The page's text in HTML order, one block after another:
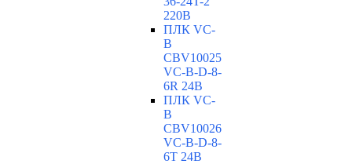
220В
ПЛК VC-
B
CBV10025
VC-В-D-8-
6R 24В
ПЛК VC-
B
CBV10026
VC-В-D-8-
6T 24В